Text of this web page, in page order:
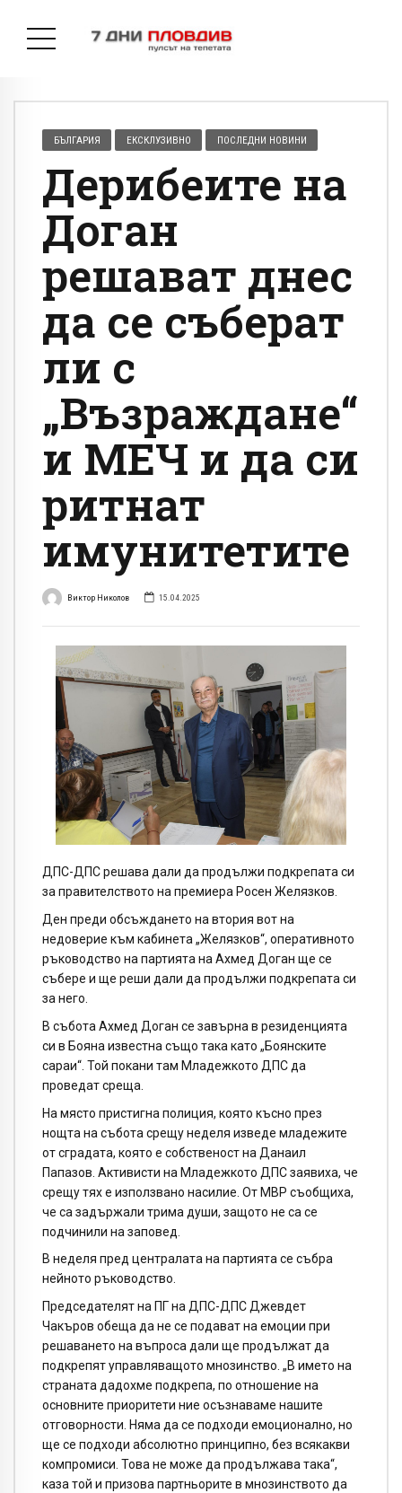
БЪЛГАРИЯ ЕКСКЛУЗИВНО ПОСЛЕДНИ НОВИНИ
Дерибеите на
Доган
решават днес
да се съберат
ли с
„Възраждане“
и МЕЧ и да си
ритнат
имунитетите
Виктор Николов 15.04.2025
ДПС-ДПС решава дали да продължи подкрепата си
за правителството на премиера Росен Желязков.
Ден преди обсъждането на втория вот на
недоверие към кабинета „Желязков“, оперативното
ръководство на партията на Ахмед Доган ще се
събере и ще реши дали да продължи подкрепата си
за него.
В събота Ахмед Доган се завърна в резиденцията
си в Бояна известна също така като „Боянските
сараи“. Той покани там Младежкото ДПС да
проведат среща.
На място пристигна полиция, която късно през
нощта на събота срещу неделя изведе младежите
от сградата, която е собственост на Данаил
Папазов. Активисти на Младежкото ДПС заявиха, че
срещу тях е използвано насилие. От МВР съобщиха,
че са задържали трима души, защото не са се
подчинили на заповед.
В неделя пред централата на партията се събра
нейното ръководство.
Председателят на ПГ на ДПС-ДПС Джевдет
Чакъров обеща да не се подават на емоции при
решаването на въпроса дали ще продължат да
подкрепят управляващото мнозинство. „В името на
страната дадохме подкрепа, по отношение на
основните приоритети ние осъзнаваме нашите
отговорности. Няма да се подходи емоционално, но
ще се подходи абсолютно принципно, без всякакви
компромиси. Това не може да продължава така“,
каза той и призова партньорите в мнозинството да